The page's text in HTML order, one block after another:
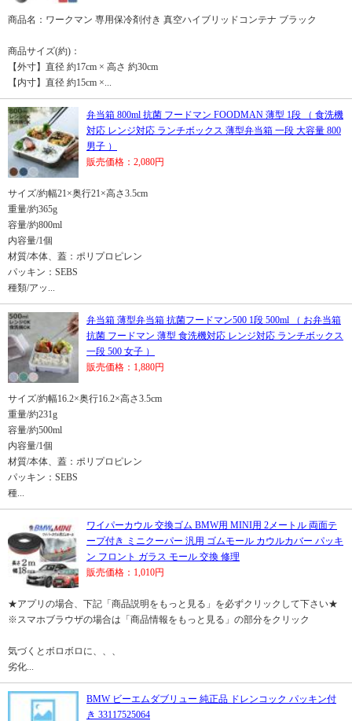
商品名：ワークマン 専用保冷剤付き 真空ハイブリッドコンテナ ブラック
商品サイズ(約)：
【外寸】直径 約17cm × 高さ 約30cm
【内寸】直径 約15cm ×...
弁当箱 800ml 抗菌 フードマン FOODMAN 薄型 1段 （ 食洗機
対応 レンジ対応 ランチボックス 薄型弁当箱 一段 大容量 800
男子 ）
販売価格：2,080円
サイズ/約幅21×奥行21×高さ3.5cm
重量/約365g
容量/約800ml
内容量/1個
材質/本体、蓋：ポリプロピレン
パッキン：SEBS
種類/アッ...
弁当箱 薄型弁当箱 抗菌フードマン500 1段 500ml （ お弁当箱
抗菌 フードマン 薄型 食洗機対応 レンジ対応 ランチボックス
一段 500 女子 ）
販売価格：1,880円
サイズ/約幅16.2×奥行16.2×高さ3.5cm
重量/約231g
容量/約500ml
内容量/1個
材質/本体、蓋：ポリプロピレン
パッキン：SEBS
種...
ワイパーカウル 交換ゴム BMW用 MINI用 2メートル 両面テ
ープ付き ミニクーパー 汎用 ゴムモール カウルカバー パッキ
ン フロント ガラス モール 交換 修理
販売価格：1,010円
★アプリの場合、下記「商品説明をもっと見る」を必ずクリックして下さい★
※スマホブラウザの場合は「商品情報をもっと見る」の部分をクリック
気づくとボロボロに、、、
劣化...
BMW ビーエムダブリュー 純正品 ドレンコック パッキン付
き 33117525064